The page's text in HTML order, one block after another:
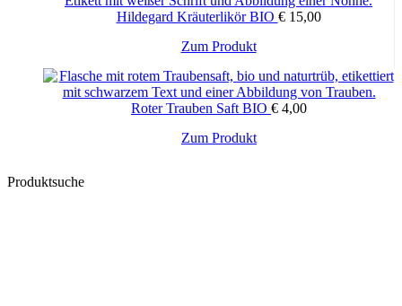
Hildegard Kräuterlikör BIO €15,00
Zum Produkt
Roter Trauben Saft BIO € 4,00
Zum Produkt
Produktsuche